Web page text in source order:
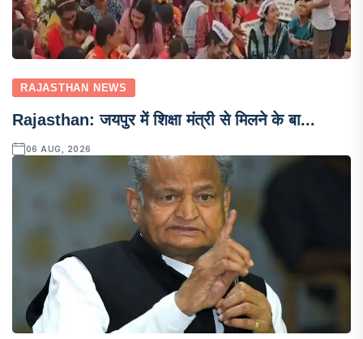
RAJASTHAN NEWS
Rajasthan: जयपुर में शिक्षा मंत्री से मिलने के बा...
06 AUG, 2026